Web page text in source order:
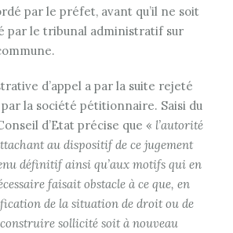
par le préfet, avant qu’il ne soit
par le tribunal administratif sur
d’appel a par la suite rejeté
la société pétitionnaire. Saisi du
d’Etat précise que « l’autorité
au dispositif de ce jugement
définitif ainsi qu’aux motifs qui en
faisait obstacle à ce que, en
de la situation de droit ou de
sollicité soit à nouveau